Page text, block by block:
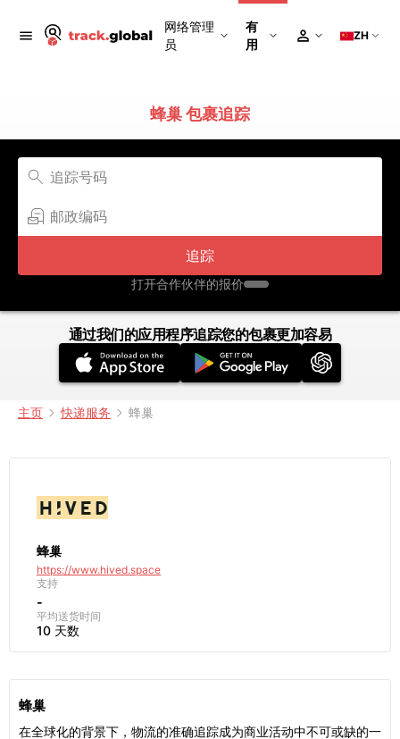
网络管理
员
有
用
ZH
蜂巢 包裹追踪
追踪
打开合作伙伴的报价
通过我们的应用程序追踪您的包裹更加容易
主页 快递服务 蜂巢
蜂巢
https://www.hived.space
支持
-
平均送货时间
10 天数
蜂巢
在全球化的背景下，物流的准确追踪成为商业活动中不可或缺的一